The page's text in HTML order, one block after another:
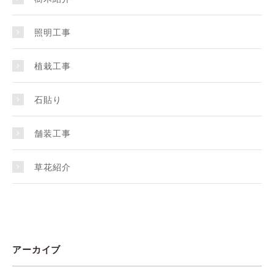
照明工事
植栽工事
石貼り
舗装工事
草花紹介
アーカイブ